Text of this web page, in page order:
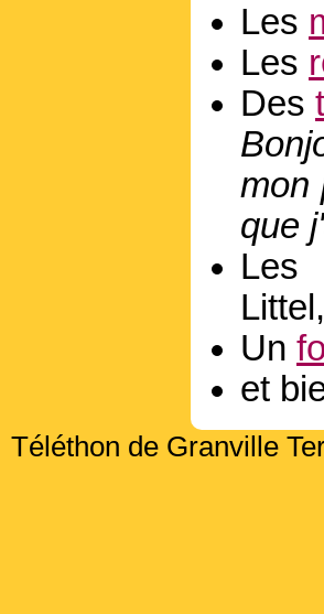
Les
Les
Des
mon
que
Les
Un
et
Téléthon de Granville